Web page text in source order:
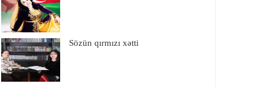
Sözün qırmızı xətti